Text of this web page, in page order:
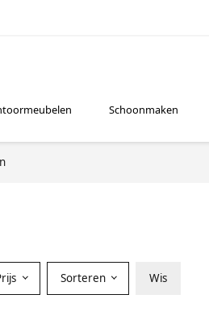
Schoonmaken
Sorteren Wis